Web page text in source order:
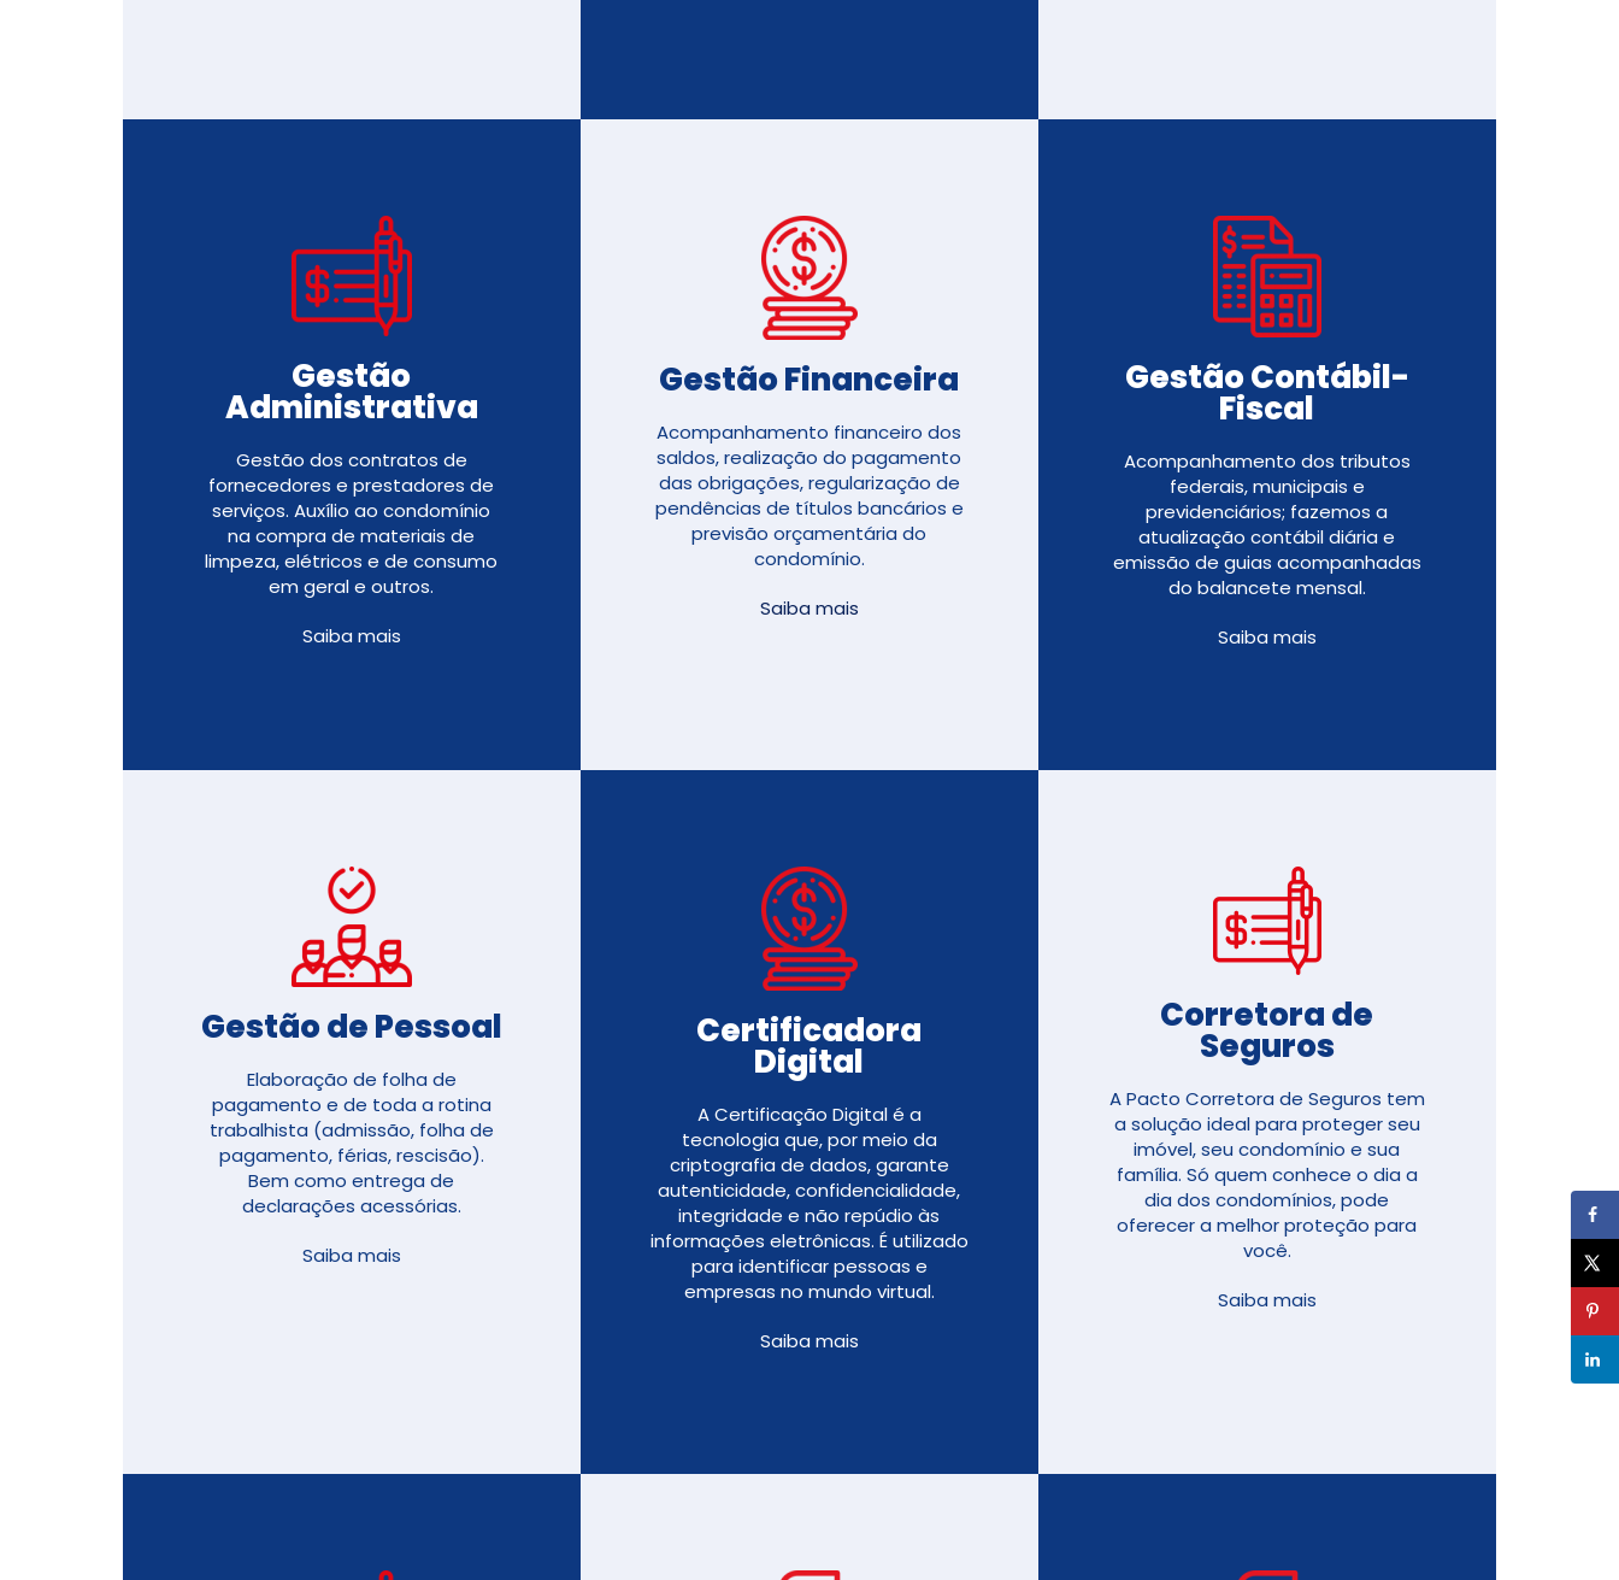
Gestão
Administrativa
Gestão dos contratos de
fornecedores e prestadores de
serviços. Auxílio ao condomínio
na compra de materiais de
limpeza, elétricos e de consumo
em geral e outros.
Saiba mais
Gestão Financeira
Acompanhamento financeiro dos
saldos, realização do pagamento
das obrigações, regularização de
pendências de títulos bancários e
previsão orçamentária do
condomínio.
Saiba mais
Gestão Contábil-
Fiscal
Acompanhamento dos tributos
federais, municipais e
previdenciários; fazemos a
atualização contábil diária e
emissão de guias acompanhadas
do balancete mensal.
Saiba mais
Gestão de Pessoal​
Elaboração de folha de
pagamento e de toda a rotina
trabalhista (admissão, folha de
pagamento, férias, rescisão).
Bem como entrega de
declarações acessórias.
Saiba mais
Certificadora
Digital
A Certificação Digital é a
tecnologia que, por meio da
criptografia de dados, garante
autenticidade, confidencialidade,
integridade e não repúdio às
informações eletrônicas. É utilizado
para identificar pessoas e
empresas no mundo virtual.
Saiba mais
Corretora de
Seguros​
A Pacto Corretora de Seguros tem
a solução ideal para proteger seu
imóvel, seu condomínio e sua
família. Só quem conhece o dia a
dia dos condomínios, pode
oferecer a melhor proteção para
você.
Saiba mais